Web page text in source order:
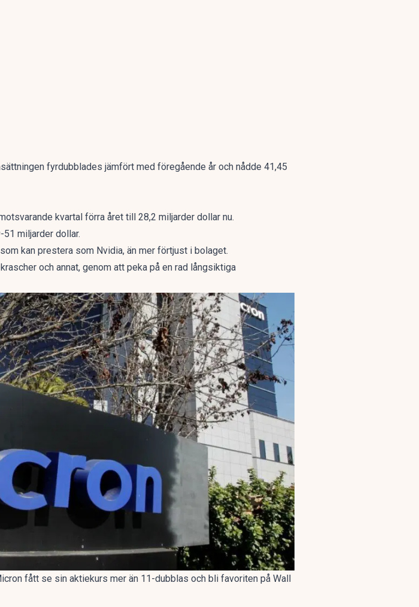
fyrdubblades jämfört med föregående år och nådde 41,45
kvartal förra året till 28,2 miljarder dollar nu.
miljarder dollar.
kan prestera som Nvidia, än mer förtjust i bolaget.
och annat, genom att peka på en rad långsiktiga
fått se sin aktiekurs mer än 11-dubblas och bli favoriten på Wall